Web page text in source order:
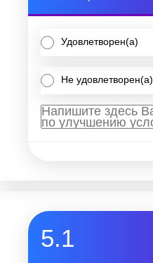
Удовлетворен(а)
Не удовлетворен(а)
5.1